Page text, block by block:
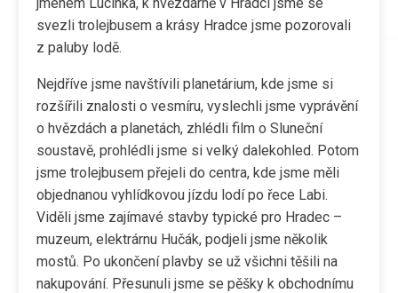
svezli trolejbusem a krásy Hradce jsme pozorovali
z paluby lodě.
Nejdříve jsme navštívili planetárium, kde jsme si
rozšířili znalosti o vesmíru, vyslechli jsme vyprávění
o hvězdách a planetách, zhlédli film o Sluneční
soustavě, prohlédli jsme si velký dalekohled. Potom
jsme trolejbusem přejeli do centra, kde jsme měli
objednanou vyhlídkovou jízdu lodí po řece Labi.
Viděli jsme zajímavé stavby typické pro Hradec –
muzeum, elektrárnu Hučák, podjeli jsme několik
mostů. Po ukončení plavby se už všichni těšili na
nakupování. Přesunuli jsme se pěšky k obchodnímu